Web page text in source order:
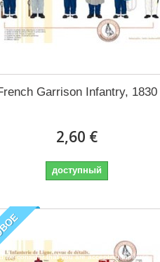
Garrison Infantry, 1830
2,60 €
доступный
we consider that you are accepting their use